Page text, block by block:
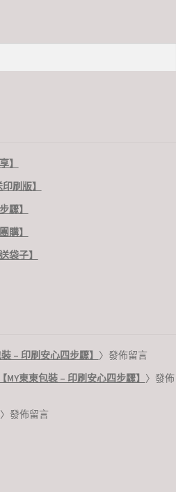
】
刷版】
驟】
購】
袋子】
裝 – 印刷安心四步驟】 〉發佈留言
【MY東東包裝 – 印刷安心四步驟】 〉發佈
〉發佈留言